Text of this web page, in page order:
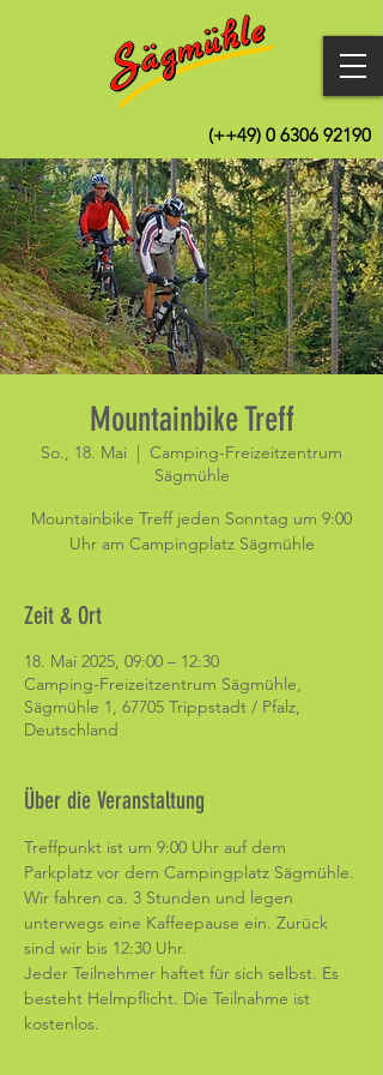
(++49) 0 6306 92190
Mountainbike Treff
So., 18. Mai
  |
Camping-Freizeitzentrum
Sägmühle
Mountainbike Treff jeden Sonntag um 9:00
Uhr am Campingplatz Sägmühle
Zeit & Ort
18. Mai 2025, 09:00 – 12:30
Camping-Freizeitzentrum Sägmühle,
Sägmühle 1, 67705 Trippstadt / Pfalz,
Deutschland
Über die Veranstaltung
Treffpunkt ist um 9:00 Uhr auf dem
Parkplatz vor dem Campingplatz Sägmühle.
Wir fahren ca. 3 Stunden und legen
unterwegs eine Kaffeepause ein. Zurück
sind wir bis 12:30 Uhr.
Jeder Teilnehmer haftet für sich selbst. Es
besteht Helmpflicht. Die Teilnahme ist
kostenlos.